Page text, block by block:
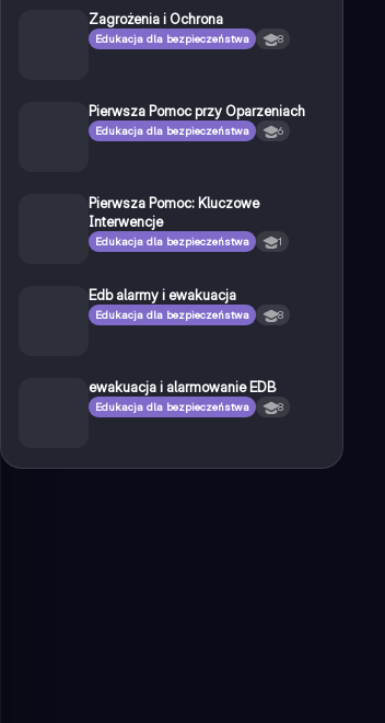
Zagrożenia i Ochrona
Edukacja dla bezpieczeństwa 8
Pierwsza Pomoc przy Oparzeniach
Edukacja dla bezpieczeństwa 6
Pierwsza Pomoc: Kluczowe
Interwencje
Edukacja dla bezpieczeństwa 1
Edb alarmy i ewakuacja
Edukacja dla bezpieczeństwa 8
ewakuacja i alarmowanie EDB
Edukacja dla bezpieczeństwa 8